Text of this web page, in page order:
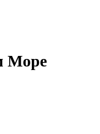
Море